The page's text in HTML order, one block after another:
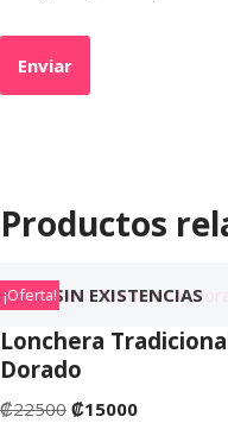
Productos
SIN EXISTENCIAS
¡Oferta!
Lonchera
Dorado
₡22500 ₡15000